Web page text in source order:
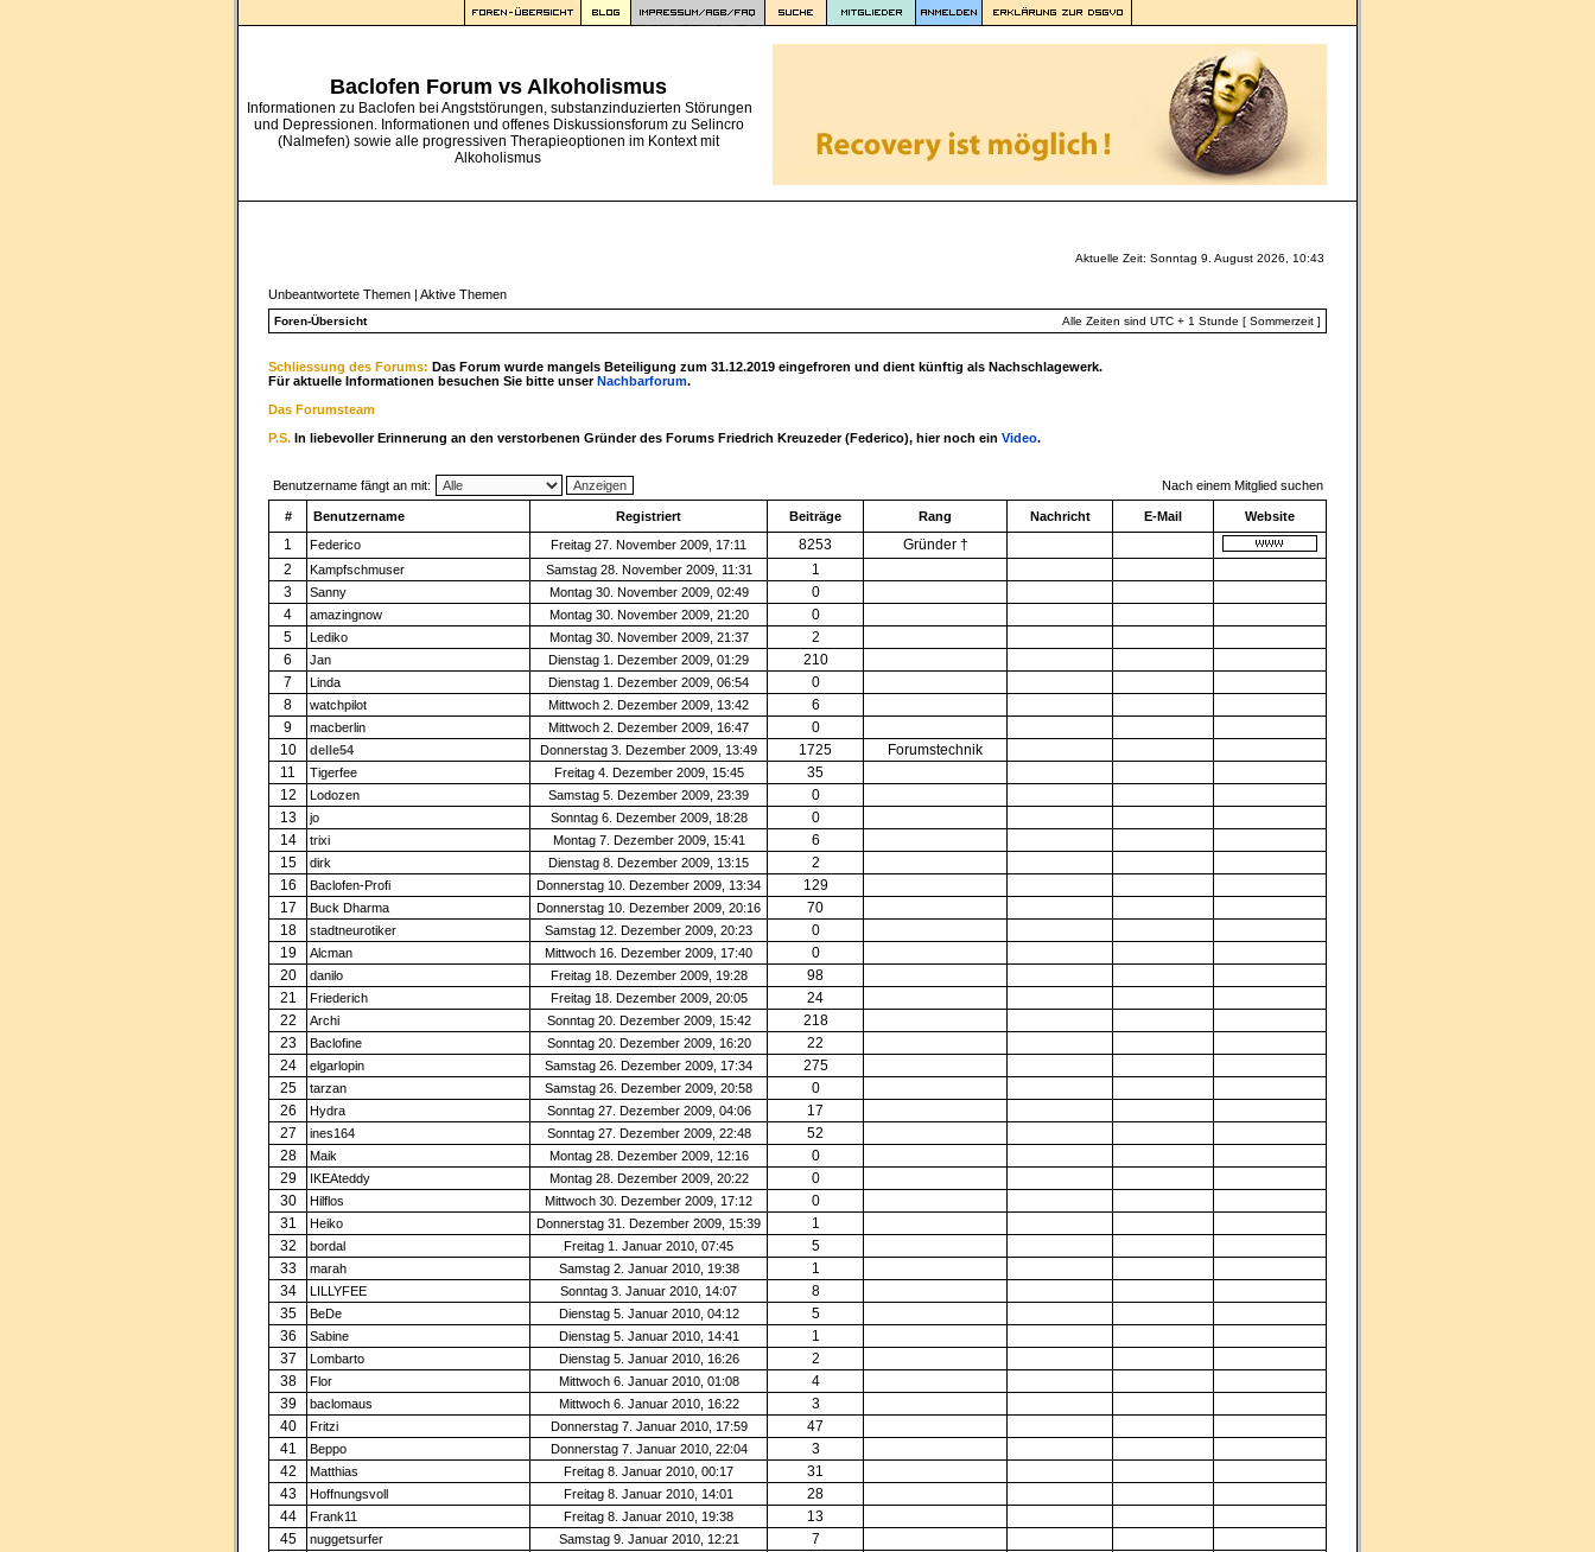
Baclofen Forum vs Alkoholismus
Informationen zu Baclofen bei Angststörungen, substanzinduzierten Störungen
und Depressionen. Informationen und offenes Diskussionsforum zu Selincro
(Nalmefen) sowie alle progressiven Therapieoptionen im Kontext mit
Alkoholismus
Aktuelle Zeit: Sonntag 9. August 2026, 10:43
Unbeantwortete Themen | Aktive Themen
Foren-Übersicht Alle Zeiten sind UTC + 1 Stunde [ Sommerzeit ]
Schliessung des Forums: Das Forum wurde mangels Beteiligung zum 31.12.2019 eingefroren und dient künftig als Nachschlagewerk.
Für aktuelle Informationen besuchen Sie bitte unserNachbarforum.
Das Forumsteam
P.S. In liebevoller Erinnerung an den verstorbenen Gründer des Forums Friedrich Kreuzeder (Federico), hier noch ein Video.
Benutzername fängt an mit: Nach einem Mitglied suchen
# Benutzername Registriert Beiträge Rang Nachricht E-Mail Website
1 Federico Freitag 27. November 2009, 17:11 8253
Gründer †
2
Kampfschmuser Samstag 28. November 2009, 11:31
1
3
Sanny Montag 30. November 2009, 02:49
0
4
amazingnow Montag 30. November 2009, 21:20
0
5
Lediko Montag 30. November 2009, 21:37
2
6
Jan Dienstag 1. Dezember 2009, 01:29
210
7
Linda Dienstag 1. Dezember 2009, 06:54
0
8
watchpilot Mittwoch 2. Dezember 2009, 13:42
6
9
macberlin Mittwoch 2. Dezember 2009, 16:47
0
10
delle54 Donnerstag 3. Dezember 2009, 13:49 1725
Forumstechnik
11
Tigerfee Freitag 4. Dezember 2009, 15:45
35
12
Lodozen Samstag 5. Dezember 2009, 23:39
0
13
jo Sonntag 6. Dezember 2009, 18:28
0
14
trixi Montag 7. Dezember 2009, 15:41
6
15
dirk Dienstag 8. Dezember 2009, 13:15
2
16
Baclofen-Profi Donnerstag 10. Dezember 2009, 13:34
129
17
Buck Dharma Donnerstag 10. Dezember 2009, 20:16
70
18
stadtneurotiker Samstag 12. Dezember 2009, 20:23
0
19
Alcman Mittwoch 16. Dezember 2009, 17:40
0
20
danilo Freitag 18. Dezember 2009, 19:28
98
21
Friederich Freitag 18. Dezember 2009, 20:05
24
22
Archi Sonntag 20. Dezember 2009, 15:42
218
23
Baclofine Sonntag 20. Dezember 2009, 16:20
22
24
elgarlopin Samstag 26. Dezember 2009, 17:34
275
25
tarzan Samstag 26. Dezember 2009, 20:58
0
26
Hydra Sonntag 27. Dezember 2009, 04:06
17
27
ines164 Sonntag 27. Dezember 2009, 22:48
52
28
Maik Montag 28. Dezember 2009, 12:16
0
29
IKEAteddy Montag 28. Dezember 2009, 20:22
0
30
Hilflos Mittwoch 30. Dezember 2009, 17:12
0
31
Heiko Donnerstag 31. Dezember 2009, 15:39
1
32
bordal Freitag 1. Januar 2010, 07:45
5
33
marah Samstag 2. Januar 2010, 19:38
1
34
LILLYFEE Sonntag 3. Januar 2010, 14:07
8
35
BeDe Dienstag 5. Januar 2010, 04:12
5
36
Sabine Dienstag 5. Januar 2010, 14:41
1
37
Lombarto Dienstag 5. Januar 2010, 16:26
2
38
Flor Mittwoch 6. Januar 2010, 01:08
4
39
baclomaus Mittwoch 6. Januar 2010, 16:22
3
40
Fritzi Donnerstag 7. Januar 2010, 17:59
47
41
Beppo Donnerstag 7. Januar 2010, 22:04
3
42
Matthias Freitag 8. Januar 2010, 00:17
31
43
Hoffnungsvoll Freitag 8. Januar 2010, 14:01
28
44
Frank11 Freitag 8. Januar 2010, 19:38
13
45
nuggetsurfer Samstag 9. Januar 2010, 12:21
7